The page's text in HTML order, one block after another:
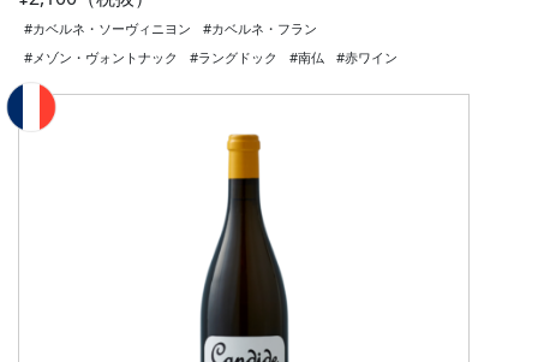
#カベルネ・ソーヴィニヨン
#カベルネ・フラン
#メゾン・ヴォントナック
#ラングドック #南仏 #赤ワイン